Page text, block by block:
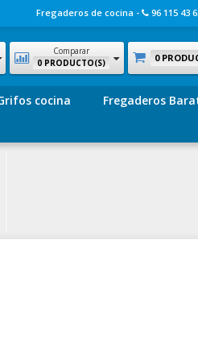
Fregaderos de cocina - 96 115 43
0
Comparar
0 PRODUCTO(S)
cocina Fregaderos